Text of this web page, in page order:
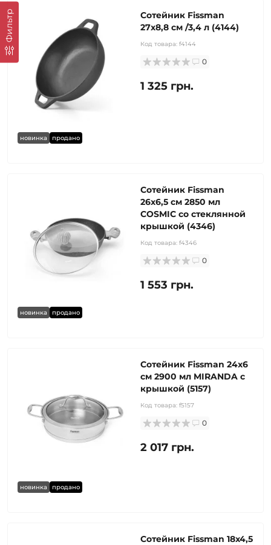
Фильтр
новинка продано
Сотейник Fissman
27x8,8 см /3,4 л (4144)
Код товара: f4144
0
1 325 грн.
новинка продано
Сотейник Fissman
26x6,5 см 2850 мл
COSMIC со стеклянной
крышкой (4346)
Код товара: f4346
0
1 553 грн.
новинка продано
Сотейник Fissman 24x6
см 2900 мл MIRANDA с ​​
крышкой (5157)
Код товара: f5157
0
2 017 грн.
Сотейник Fissman 18x4,5